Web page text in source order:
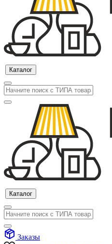
Каталог
Каталог
Заказы